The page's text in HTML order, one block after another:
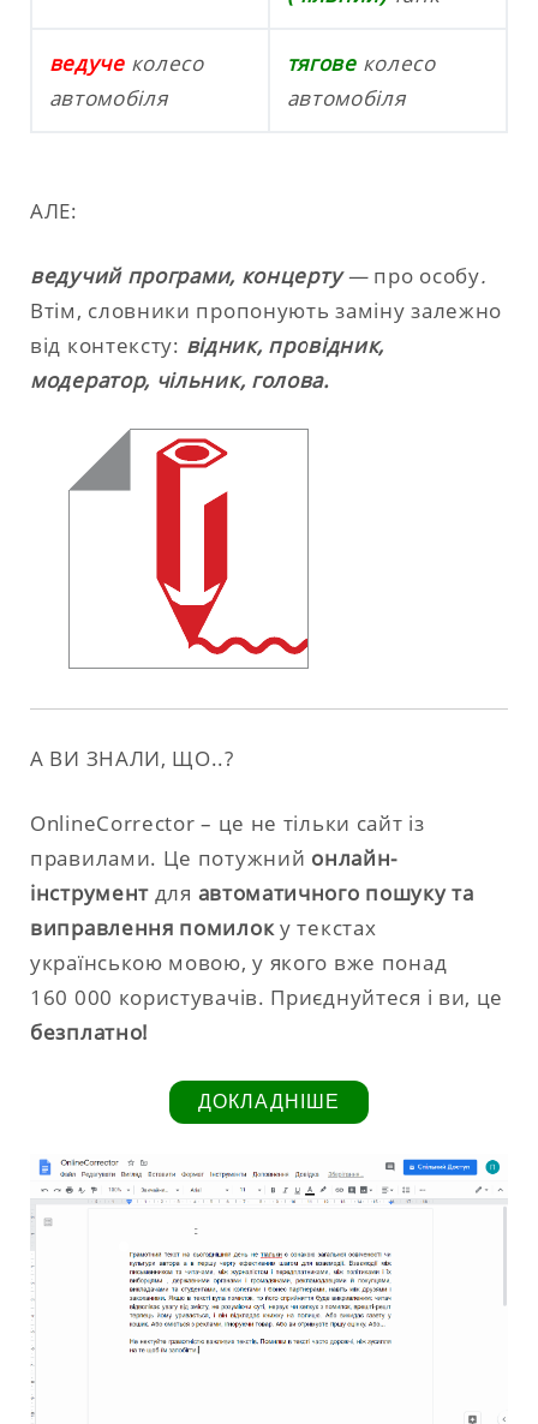
ведуче колесо
автомобіля
тягове колесо
автомобіля
АЛЕ:
ведучий програми, концерту— про особу.
Втім, словники пропонують заміну залежно
від контексту: відник, провідник,
модератор, чільник, голова.
А ВИ ЗНАЛИ, ЩО..?
OnlineCorrector – це не тільки сайт із
правилами. Це потужний онлайн-
інструмент для автоматичного пошуку та
виправлення помилоку текстах
українською мовою, у якого вже понад
160 000 користувачів. Приєднуйтеся і ви, це
безплатно!
ДОКЛАДНІШЕ